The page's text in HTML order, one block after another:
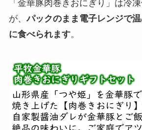
「金華豚肉巻きおにぎり」は冷
が、パックのまま電子レンジで
に食べられます。